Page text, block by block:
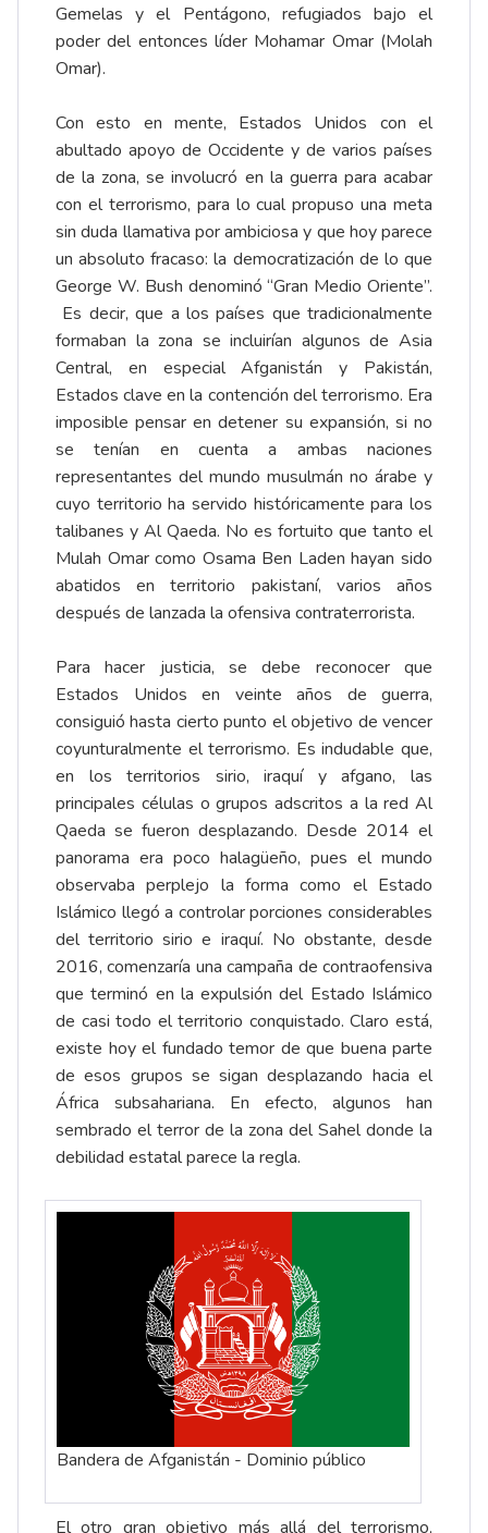
Gemelas y el Pentágono, refugiados bajo el
poder del entonces líder Mohamar Omar (Molah
Omar).
Con esto en mente, Estados Unidos con el
abultado apoyo de Occidente y de varios países
de la zona, se involucró en la guerra para acabar
con el terrorismo, para lo cual propuso una meta
sin duda llamativa por ambiciosa y que hoy parece
un absoluto fracaso: la democratización de lo que
George W. Bush denominó “Gran Medio Oriente”.
Es decir, que a los países que tradicionalmente
formaban la zona se incluirían algunos de Asia
Central, en especial Afganistán y Pakistán,
Estados clave en la contención del terrorismo. Era
imposible pensar en detener su expansión, si no
se tenían en cuenta a ambas naciones
representantes del mundo musulmán no árabe y
cuyo territorio ha servido históricamente para los
talibanes y Al Qaeda. No es fortuito que tanto el
Mulah Omar como Osama Ben Laden hayan sido
abatidos en territorio pakistaní, varios años
después de lanzada la ofensiva contraterrorista.
Para hacer justicia, se debe reconocer que
Estados Unidos en veinte años de guerra,
consiguió hasta cierto punto el objetivo de vencer
coyunturalmente el terrorismo. Es indudable que,
en los territorios sirio, iraquí y afgano, las
principales células o grupos adscritos a la red Al
Qaeda se fueron desplazando. Desde 2014 el
panorama era poco halagüeño, pues el mundo
observaba perplejo la forma como el Estado
Islámico llegó a controlar porciones considerables
del territorio sirio e iraquí. No obstante, desde
2016, comenzaría una campaña de contraofensiva
que terminó en la expulsión del Estado Islámico
de casi todo el territorio conquistado. Claro está,
existe hoy el fundado temor de que buena parte
de esos grupos se sigan desplazando hacia el
África subsahariana. En efecto, algunos han
sembrado el terror de la zona del Sahel donde la
debilidad estatal parece la regla.
Bandera de Afganistán - Dominio público
El otro gran objetivo más allá del terrorismo,